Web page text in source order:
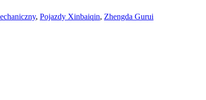
, Pojazdy Xinbaiqin, Zhengda Gurui